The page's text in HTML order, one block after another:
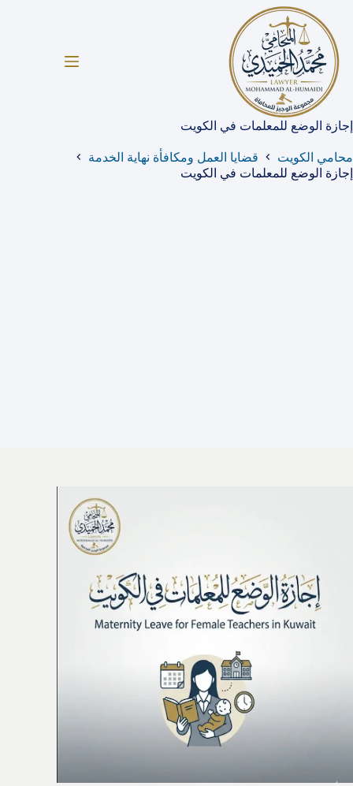
المحتوى
إجازة الوضع للمعلمات في الكويت
محامي الكويت
قضايا العمل ومكافأة نهاية الخدمة
إجازة الوضع للمعلمات في الكويت